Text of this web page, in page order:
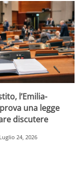
l’Emilia-
una legge
discutere
Luglio 24, 2026